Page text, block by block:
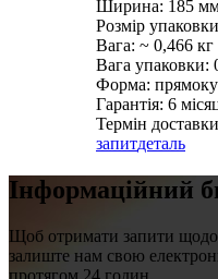
Ширина: 185
Розмір
Вага: ~ 0,466 кг
Вага упаковки:
Форма:
Гарантія: 6
Термін
запитдеталь
Інформаційний
Щоб отримати запити щодо
залиште нам свою